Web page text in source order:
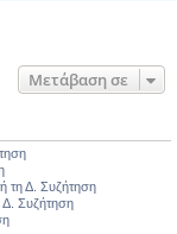
Μετάβαση σε
τη Δ. Συζήτηση
Δ. Συζήτηση